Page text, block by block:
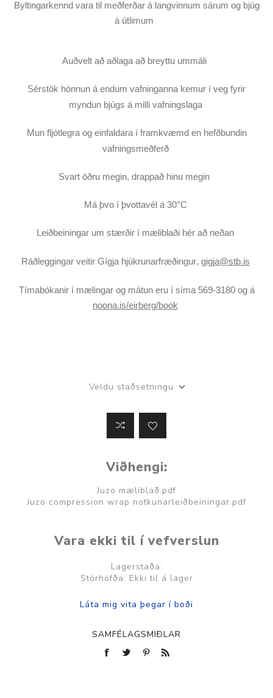
Byltingarkennd vara til meðferðar á langvinnum sárum og bjúg
á útlimum
Auðvelt að aðlaga að breyttu ummáli
Sérstök hönnun á endum vafninganna kemur í veg fyrir
myndun bjúgs á milli vafningslaga
Mun fljótlegra og einfaldara í framkvæmd en hefðbundin
vafningsmeðferð
Svart öðru megin, drappað hinu megin
Má þvo í þvottavél á 30°C
Leiðbeiningar um stærðir í mæliblaði hér að neðan
Ráðleggingar veitir Gígja hjúkrunarfræðingur, gigja@stb.is
Tímabókanir í mælingar og mátun eru í síma 569-3180 og á
noona.is/eirberg/book
Veldu staðsetningu
Viðhengi:
Juzo mæliblað.pdf
Juzo compression wrap notkunarleiðbeiningar.pdf
Vara ekki til í vefverslun
Lagerstaða:
Stórhöfða: Ekki til á lager
SAMFÉLAGSMIÐLAR